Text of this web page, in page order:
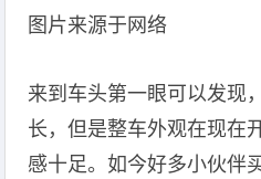
图片来源于网络
来到车头第一眼可以发现
长，但是整车外观在现在
感十足。如今好多小伙伴